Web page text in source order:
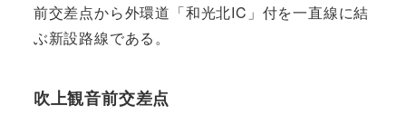
前交差点から外環道「和光北IC」付を一直線に結
ぶ新設路線である。
吹上観音前交差点